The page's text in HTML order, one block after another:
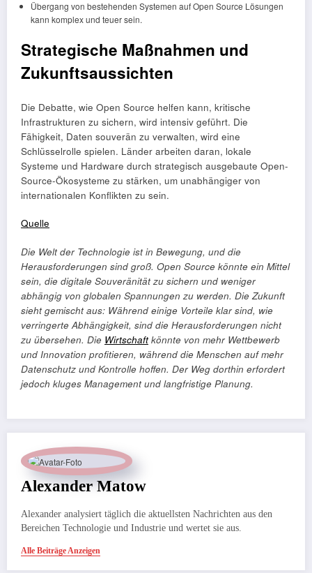
Übergang von bestehenden Systemen auf Open Source Lösungen
kann komplex und teuer sein.
Strategische Maßnahmen und
Zukunftsaussichten
Die Debatte, wie Open Source helfen kann, kritische
Infrastrukturen zu sichern, wird intensiv geführt. Die
Fähigkeit, Daten souverän zu verwalten, wird eine
Schlüsselrolle spielen. Länder arbeiten daran, lokale
Systeme und Hardware durch strategisch ausgebaute Open-
Source-Ökosysteme zu stärken, um unabhängiger von
internationalen Konflikten zu sein.
Quelle
Die Welt der Technologie ist in Bewegung, und die
Herausforderungen sind groß. Open Source könnte ein Mittel
sein, die digitale Souveränität zu sichern und weniger
abhängig von globalen Spannungen zu werden. Die Zukunft
sieht gemischt aus: Während einige Vorteile klar sind, wie
verringerte Abhängigkeit, sind die Herausforderungen nicht
zu übersehen. Die Wirtschaftkönnte von mehr Wettbewerb
und Innovation profitieren, während die Menschen auf mehr
Datenschutz und Kontrolle hoffen. Der Weg dorthin erfordert
jedoch kluges Management und langfristige Planung.
Alexander Matow
Alexander analysiert täglich die aktuellsten Nachrichten aus den
Bereichen Technologie und Industrie und wertet sie aus.
Alle Beiträge Anzeigen